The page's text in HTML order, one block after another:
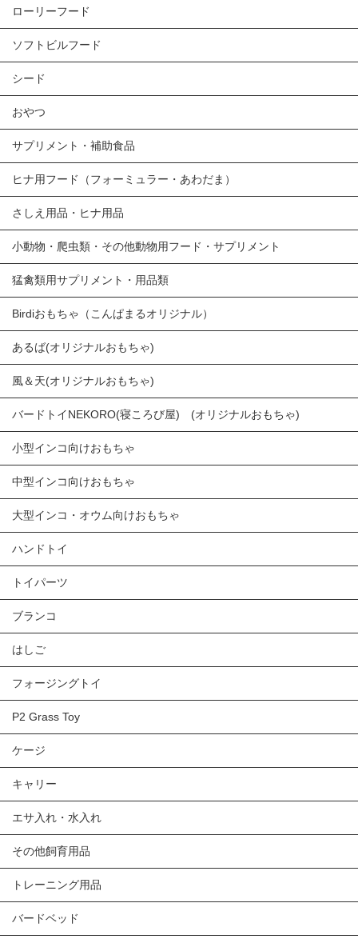
ローリーフード
ソフトビルフード
シード
おやつ
サプリメント・補助食品
ヒナ用フード（フォーミュラー・あわだま）
さしえ用品・ヒナ用品
小動物・爬虫類・その他動物用フード・サプリメント
猛禽類用サプリメント・用品類
Birdiおもちゃ（こんぱまるオリジナル）
あるば(オリジナルおもちゃ)
風＆天(オリジナルおもちゃ)
バードトイNEKORO(寝ころび屋) (オリジナルおもちゃ)
小型インコ向けおもちゃ
中型インコ向けおもちゃ
大型インコ・オウム向けおもちゃ
ハンドトイ
トイパーツ
ブランコ
はしご
フォージングトイ
P2 Grass Toy
ケージ
キャリー
エサ入れ・水入れ
その他飼育用品
トレーニング用品
バードベッド